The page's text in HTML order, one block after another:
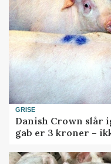
GRISE
Danish Crown slår
gab er 3 kroner –